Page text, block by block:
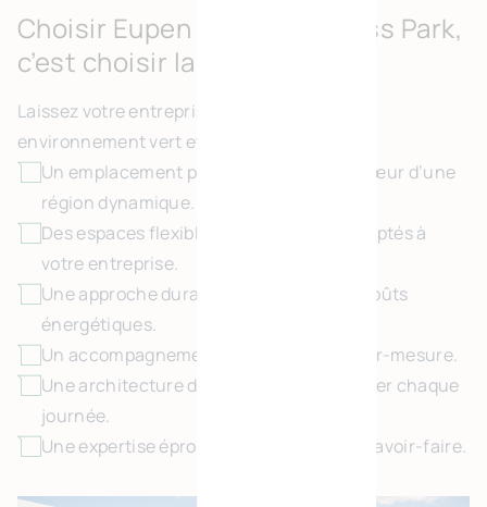
Choisir Eupen Green Business Park,
c’est choisir la croissance
Laissez votre entreprise prospérer dans cet
environnement vert et dynamique :
Un emplacement porteur et visible, au cœur d’une
région dynamique.
Des espaces flexibles et modulables, adaptés à
votre entreprise.
Une approche durable pour réduire les coûts
énergétiques.
Un accompagnement personnalisé et sur-mesure.
Une architecture d’exception pour inspirer chaque
journée.
Une expertise éprouvée avec 25 ans de savoir-faire.